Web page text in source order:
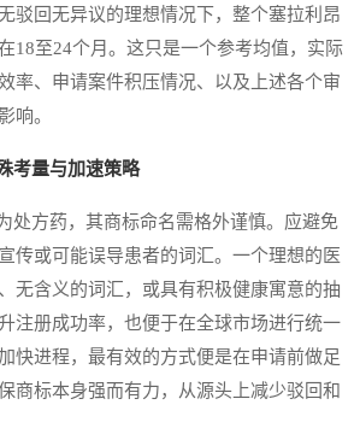
驳回无异议的理想情况下，整个塞拉利昂
18至24个月。这只是一个参考均值，实际
率、申请案件积压情况、以及上述各个审
响。
考量与加速策略
方药，其商标命名需格外谨慎。应避免
传或可能误导患者的词汇。一个理想的医
无含义的词汇，或具有积极健康寓意的抽
注册成功率，也便于在全球市场进行统一
快进程，最有效的方式便是在申请前做足
商标本身强而有力，从源头上减少驳回和